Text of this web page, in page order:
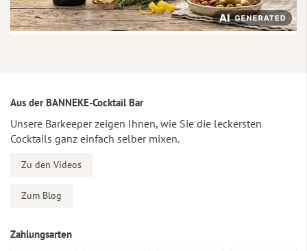
Aus der BANNEKE-Cocktail Bar
Unsere Barkeeper zeigen Ihnen, wie Sie die leckersten
Cocktails ganz einfach selber mixen.
Zu den Videos
Zum Blog
Zahlungsarten